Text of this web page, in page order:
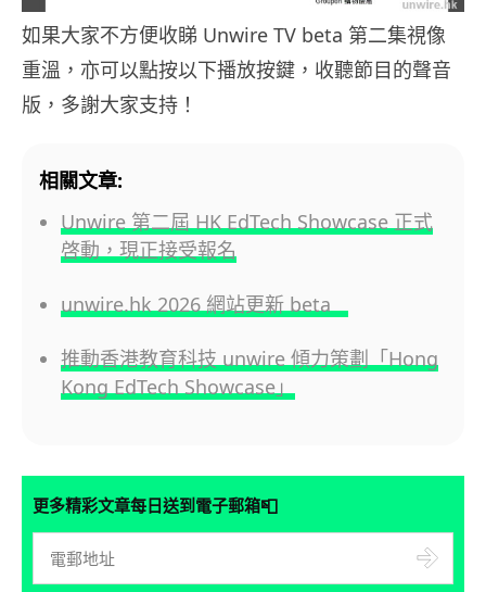
如果大家不方便收睇 Unwire TV beta 第二集視像
重溫，亦可以點按以下播放按鍵，收聽節目的聲音
版，多謝大家支持！
相關文章:
Unwire 第二屆 HK EdTech Showcase 正式
啓動，現正接受報名
unwire.hk 2026 網站更新 beta
推動香港教育科技 unwire 傾力策劃「Hong
Kong EdTech Showcase」
更多精彩文章每日送到電子郵箱📮